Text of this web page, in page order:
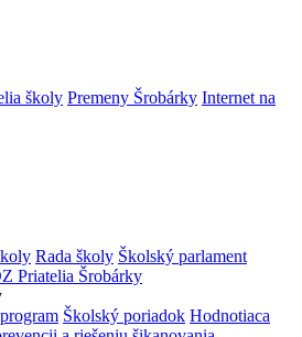
školy Premeny Šrobárky Internet na
Rada školy Školský parlament
Priatelia Šrobárky
Školský poriadok Hodnotiaca